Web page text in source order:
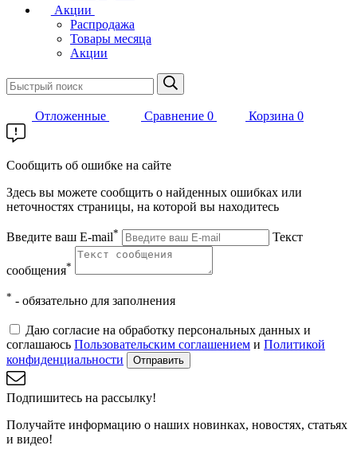
Акции
Распродажа
Товары месяца
Акции
Отложенные Сравнение 0 Корзина 0
Сообщить об ошибке на сайте
Здесь вы можете сообщить о найденных ошибках или
неточностях страницы, на которой вы находитесь
Введите ваш E-mail* Текст
сообщения*
* - обязательно для заполнения
Даю согласие на обработку персональных данных и
соглашаюсь Пользовательским соглашением и Политикой
конфиденциальности
Отправить
Подпишитесь на рассылку!
Получайте информацию о наших новинках, новостях, статьях
и видео!